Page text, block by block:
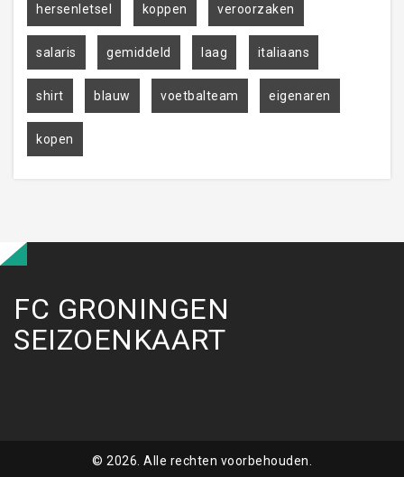
hersenletsel koppen veroorzaken
salaris gemiddeld laag italiaans
shirt blauw voetbalteam eigenaren
kopen
FC GRONINGEN
SEIZOENKAART
© 2026. Alle rechten voorbehouden.